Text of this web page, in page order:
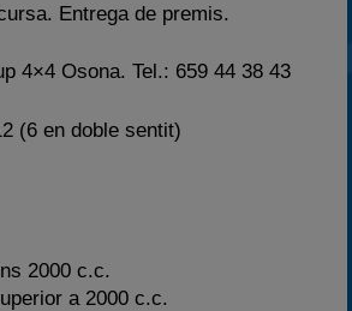
Entrega de premis.
4×4 Osona. Tel.: 659 44 38 43
(6 en doble sentit)
2000 c.c.
a 2000 c.c.